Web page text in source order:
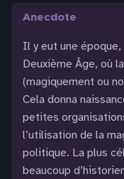
anecdote
Il y eut une
Deuxième Âge, où
(magiquement ou
Cela donna
petites
l’utilisation de la
politique. La plus
beaucoup